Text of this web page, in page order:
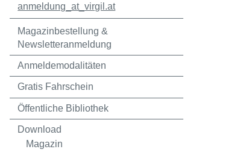
anmeldung _at_virgil.at
Magazinbestellung &
Newsletteranmeldung
Anmeldemodalitäten
Gratis Fahrschein
Öffentliche Bibliothek
Download
Magazin